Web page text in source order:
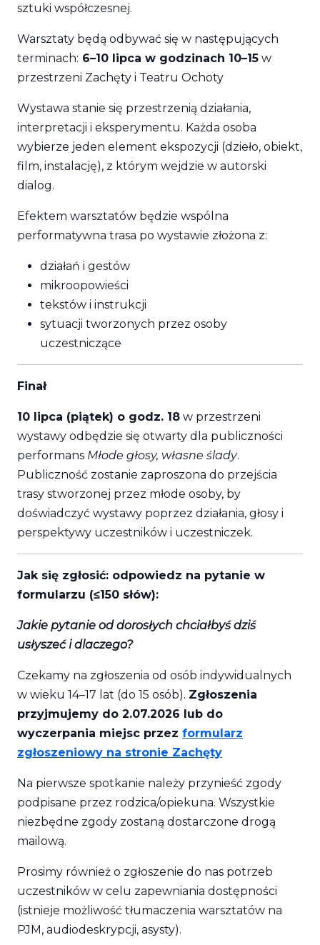
sztuki współczesnej.
Warsztaty będą odbywać się w następujących
terminach: 6–10 lipca w godzinach 10–15 w
przestrzeni Zachęty i Teatru Ochoty
Wystawa stanie się przestrzenią działania,
interpretacji i eksperymentu. Każda osoba
wybierze jeden element ekspozycji (dzieło, obiekt,
film, instalację), z którym wejdzie w autorski
dialog.
Efektem warsztatów będzie wspólna
performatywna trasa po wystawie złożona z:
działań i gestów
mikroopowieści
tekstów i instrukcji
sytuacji tworzonych przez osoby
uczestniczące
Finał
10 lipca (piątek) o godz. 18 w przestrzeni
wystawy odbędzie się otwarty dla publiczności
performans Młode głosy, własne ślady.
Publiczność zostanie zaproszona do przejścia
trasy stworzonej przez młode osoby, by
doświadczyć wystawy poprzez działania, głosy i
perspektywy uczestników i uczestniczek.
Jak się zgłosić: odpowiedz na pytanie w
formularzu (≤150 słów):
Jakie pytanie od dorosłych chciałbyś dziś
usłyszeć i dlaczego?
Czekamy na zgłoszenia od osób indywidualnych
w wieku 14–17 lat (do 15 osób). Zgłoszenia
przyjmujemy do 2.07.2026 lub do
wyczerpania miejsc przez formularz
zgłoszeniowy na stronie Zachęty
Na pierwsze spotkanie należy przynieść zgody
podpisane przez rodzica/opiekuna. Wszystkie
niezbędne zgody zostaną dostarczone drogą
mailową.
Prosimy również o zgłoszenie do nas potrzeb
uczestników w celu zapewniania dostępności
(istnieje możliwość tłumaczenia warsztatów na
PJM, audiodeskrypcji, asysty).